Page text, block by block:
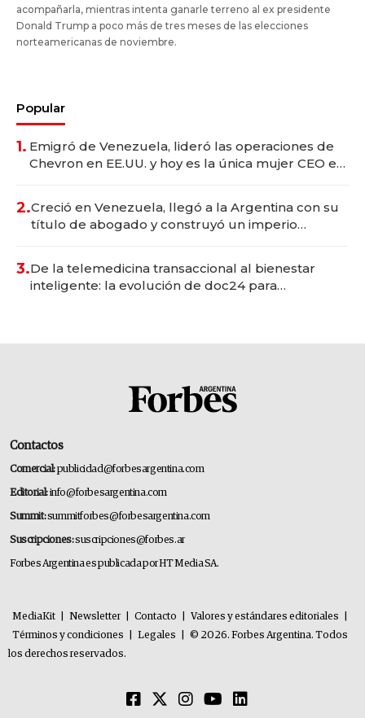
acompañarla, mientras intenta ganarle terreno al ex presidente
Donald Trump a poco más de tres meses de las elecciones
norteamericanas de noviembre.
Popular
1. Emigró de Venezuela, lideró las operaciones de
Chevron en EE.UU. y hoy es la única mujer CEO en
2.Creció en Venezuela, llegó a la Argentina con su
título de abogado y construyó un imperio
3.De la telemedicina transaccional al bienestar
inteligente: la evolución de doc24 para
Contactos
Comercial:publicidad@forbesargentina.com
Editorial:info@forbesargentina.com
Summit:summitforbes@forbesargentina.com
Suscripciones:suscripciones@forbes.ar
Forbes Argentina es publicada por HT Media SA.
MediaKit Newsletter Contacto Valores y estándares editoriales
Términos y condiciones
Legales
© 2026. Forbes Argentina. Todos
los derechos reservados.